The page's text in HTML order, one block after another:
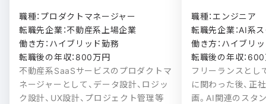
職種：プロダクトマネージャー
転職先企業：不動産系上場企業
働き方：ハイブリッド勤務
転職後の年収：800万円
不動産系SaaSサービスのプロダクトマ
ネージャーとして、データ設計、ロジッ
ク設計、UX設計、プロジェクト管理等
職種：エンジニア
転職先企業：AI系
働き方：ハイブリッ
転職後の年収：
フリーランスとし
に関わった後、正
画。AI関連のスタ